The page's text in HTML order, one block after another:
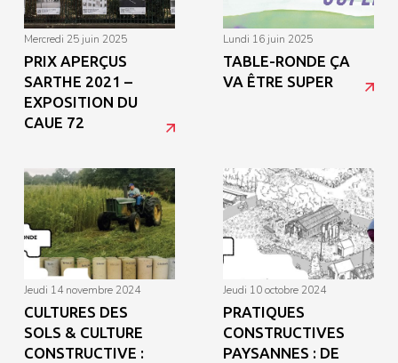
mercredi 25 juin 2025
PRIX APERÇUS
SARTHE 2021 –
EXPOSITION DU
CAUE 72
lundi 16 juin 2025
TABLE-RONDE ÇA
VA ÊTRE SUPER
jeudi 14 novembre 2024
CULTURES DES
SOLS & CULTURE
CONSTRUCTIVE :
jeudi 10 octobre 2024
PRATIQUES
CONSTRUCTIVES
PAYSANNES : DE